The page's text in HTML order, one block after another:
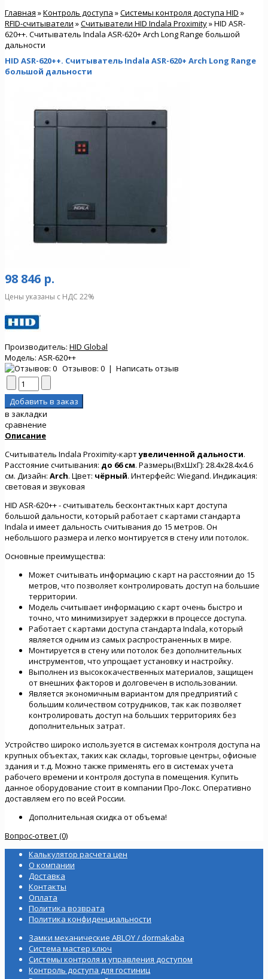
Главная »Контроль доступа »Системы контроля доступа HID »
RFID-считыватели »Считыватели HID Indala Proximity» HID ASR-
620++. Считыватель Indala ASR-620+ Arch Long Range большой
дальности
HID ASR-620++. Считыватель Indala ASR-620+ Arch Long Range
большой дальности
98 846 р.
Цены указаны с НДС 22%
Производитель: HID Global
Модель: ASR-620++
Отзывов: 0 | Написать отзыв
в закладки
сравнение
Описание
Считыватель Indala Proximity-картувеличенной дальности.
Расстояние считывания: до 66 см. Размеры(ВхШхГ): 28.4x28.4x4.6
см. Дизайн: Arch. Цвет: чёрный. Интерфейс: Wiegand. Индикация:
световая и звуковая
HID ASR-620++ - считыватель бесконтактных карт доступа
большой дальности, который работает с картами стандарта
Indala и имеет дальность считывания до 15 метров. Он
небольшого размера и легко монтируется в стену или потолок.
Основные преимущества:
Может считывать информацию с карт на расстоянии до 15
метров, что позволяет контролировать доступ на большие
территории.
Модель считывает информацию с карт очень быстро и
точно, что минимизирует задержки в процессе доступа.
Работает с картами доступа стандарта Indala, который
является одним из самых распространенных в мире.
Монтируется в стену или потолок без дополнительных
инструментов, что упрощает установку и настройку.
Выполнен из высококачественных материалов, защищен
от внешних факторов и долговечен в использовании.
Является экономичным вариантом для предприятий с
большим количеством сотрудников, так как позволяет
контролировать доступ на больших территориях без
дополнительных затрат.
Устройство широко используется в системах контроля доступа на
крупных объектах, таких как склады, торговые центры, офисные
здания и т.д. Можно также применять его в системах учета
рабочего времени и контроля доступа в помещения. Купить
данное оборудование стоит в компании Про-Локс. Оперативно
доставляем его по всей России.
Дополнительная скидка от объема!
Вопрос-ответ (0)
Калькулятор расчета цен
О компании
Доставка
Контакты
Оплата
Политика возврата
Политика конфиденциальности
Замки механические ABLOY / dormakaba
Система мастер ключ
Системы контроля и управления доступом
Контроль доступа для гостиниц